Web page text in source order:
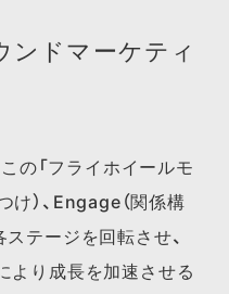
ドマーケティ
の「フライホイールモ
け）、Engage（関係構
ステージを回転させ、
より成長を加速させる